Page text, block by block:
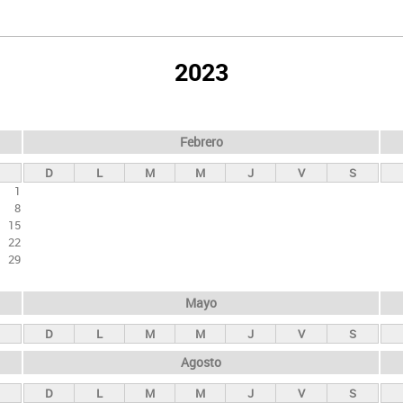
2023
1
8
15
22
29
Febrero
D L M M J V S
Mayo
D L M M J V S
Agosto
D L M M J V S